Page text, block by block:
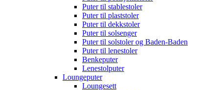
Puter til stablestoler
Puter til plaststoler
Puter til dekkstoler
Puter til solsenger
Puter til solstoler og Baden-Baden
Puter til lenestoler
Benkeputer
Lenestolputer
Loungeputer
Loungesett